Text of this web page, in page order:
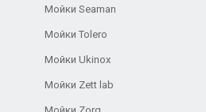
Мойки Seaman
Мойки Tolero
Мойки Ukinox
Мойки Zett lab